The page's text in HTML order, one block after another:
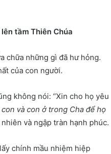
tầm Thiên Chúa
chữa những gì đã hư hỏng.
của con người.
không nói: “Xin cho họ yêu
và con ở trong Cha để họ
và ngập tràn hạnh phúc.
chính mầu nhiệm hiệp